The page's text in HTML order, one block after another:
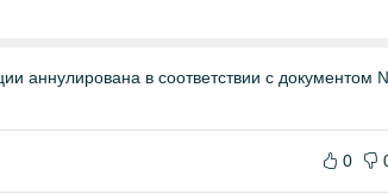
аннулирована в соответствии с документом
0